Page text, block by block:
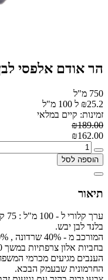
הר אודם אלפסי לבן
750 מ"ל
₪25.2 ל 100 מ"ל
זמינות: קיים במלאי
₪189.00
₪162.00
הוספה לסל
תיאור
ערך קלורי ל - 100 מ"ל : 75 קק"ל
בלנד לבן יבש.
בחביות אלון צרפתיות במשך 10 חודשים.
הענבים מגיעים מכרמי
החרמונית שבעמק הבכא.